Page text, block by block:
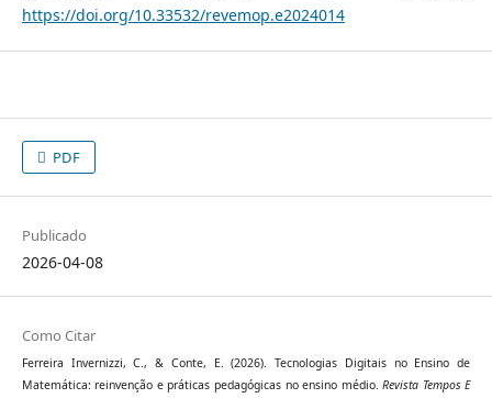
https://doi.org/10.33532/revemop.e2024014
PDF
Publicado
2026-04-08
Como Citar
Ferreira Invernizzi, C., & Conte, E. (2026). Tecnologias Digitais no Ensino de
Matemática: reinvenção e práticas pedagógicas no ensino médio.Revista Tempos E